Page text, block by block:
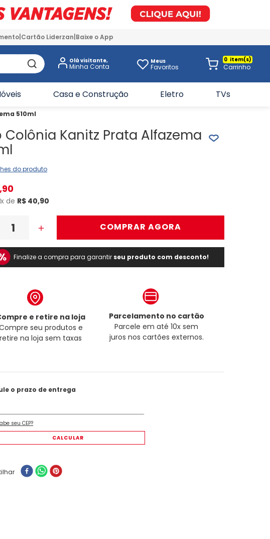
Cartão Liderzan Baixe o App
Olá visitante, Meus
Favoritos
0
Casa e Construção Eletro TVs
510ml
Colônia Kanitz Prata Alfazema
do produto
,90
x de R$ 40,90
＋ COMPRAR AGORA
Finalize a compra para garantir seu produto com desconto!
e retire na loja
seu produtos e
retire na loja sem taxas
Parcelamento no cartão
Parcele em até 10x sem
juros nos cartões externos.